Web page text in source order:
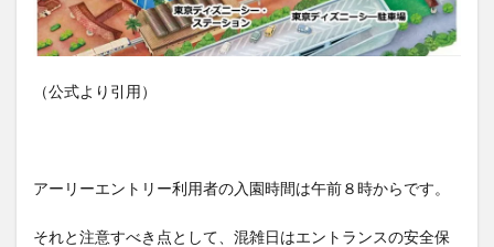
（公式より引用）
アーリーエントリー利用者の入園時間は午前８時からです。
それと注意すべき点として、混雑日はエントランスの安全保